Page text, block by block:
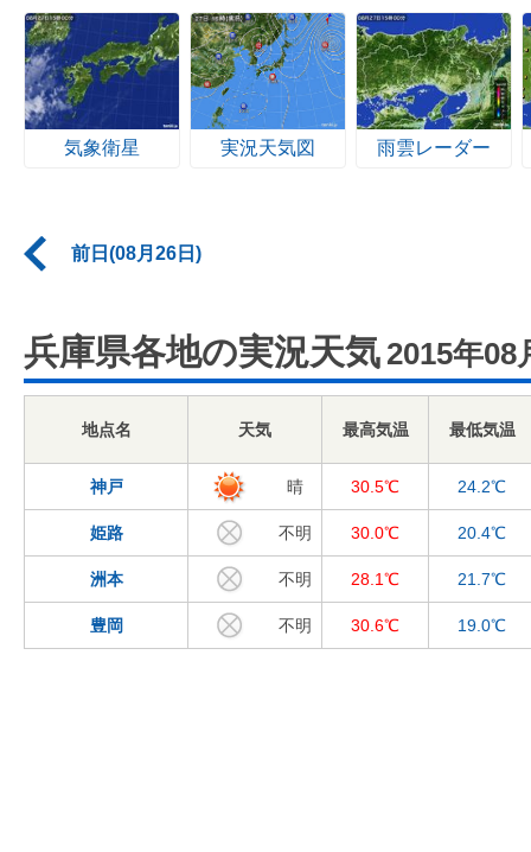
気象衛星 実況天気図 雨雲レーダー
前日(08月26日)
兵庫県各地の実況天気 2015年08
地点名 天気 最高気温 最低気温
神戸 晴 30.5℃ 24.2℃
姫路 不明 30.0℃ 20.4℃
洲本 不明 28.1℃ 21.7℃
豊岡 不明 30.6℃ 19.0℃